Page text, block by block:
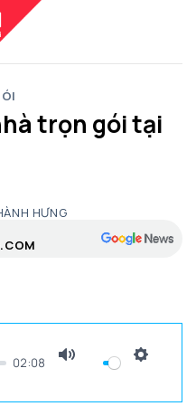
trọn gói tại
HƯNG
02:08
MUTE